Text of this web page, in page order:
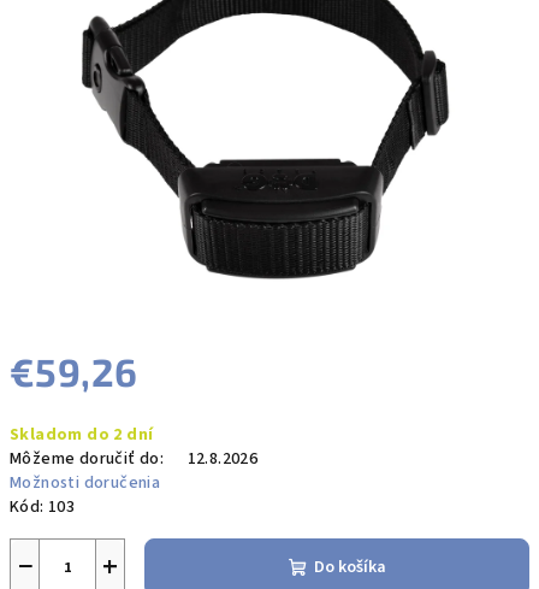
€59,26
cena:
Skladom do 2 dní
Môžeme doručiť do:
12.8.2026
Možnosti doručenia
Kód: 103
+
− Do košíka
z
5
hviezdičiek.